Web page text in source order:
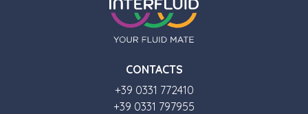
CONTACTS
+39 0331 772410
+39 0331 797955